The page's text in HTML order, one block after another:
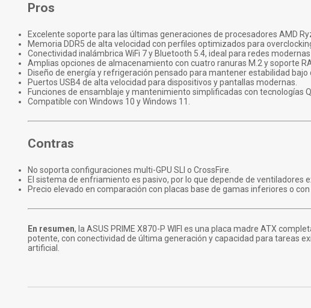
Pros
Excelente soporte para las últimas generaciones de procesadores AMD
Memoria DDR5 de alta velocidad con perfiles optimizados para
Conectividad inalámbrica WiFi 7 y Bluetooth 5.4, ideal para redes modernas
Amplias opciones de almacenamiento con cuatro ranuras M.2 y soporte
Diseño de energía y refrigeración pensado para mantener estabilidad bajo
Puertos USB4 de alta velocidad para dispositivos y pantallas modernas.
Funciones de ensamblaje y mantenimiento simplificadas con tecnologías
Compatible con Windows 10 y Windows 11.
Contras
No soporta configuraciones multi-GPU SLI o CrossFire.
El sistema de enfriamiento es pasivo, por lo que depende de
Precio elevado en comparación con placas base de gamas inferiores o
En resumen, la ASUS PRIME X870-P WIFI es una placa madre ATX
potente, con conectividad de última generación y capacidad para tareas
artificial.